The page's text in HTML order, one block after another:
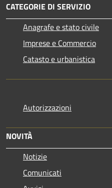
CATEGORIE DI SERVIZIO
Anagrafe e stato civile
Imprese e Commercio
Catasto e urbanistica
Autorizzazioni
NOVITÀ
Notizie
Comunicati